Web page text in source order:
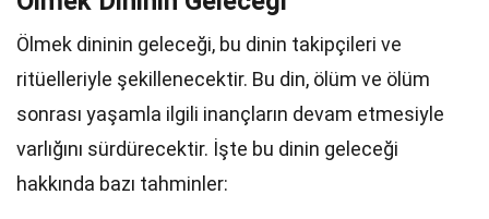
Ölmek dininin geleceği, bu dinin takipçileri ve
ritüelleriyle şekillenecektir. Bu din, ölüm ve ölüm
sonrası yaşamla ilgili inançların devam etmesiyle
varlığını sürdürecektir. İşte bu dinin geleceği
hakkında bazı tahminler: